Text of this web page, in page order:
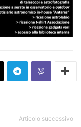
Articolo successivo